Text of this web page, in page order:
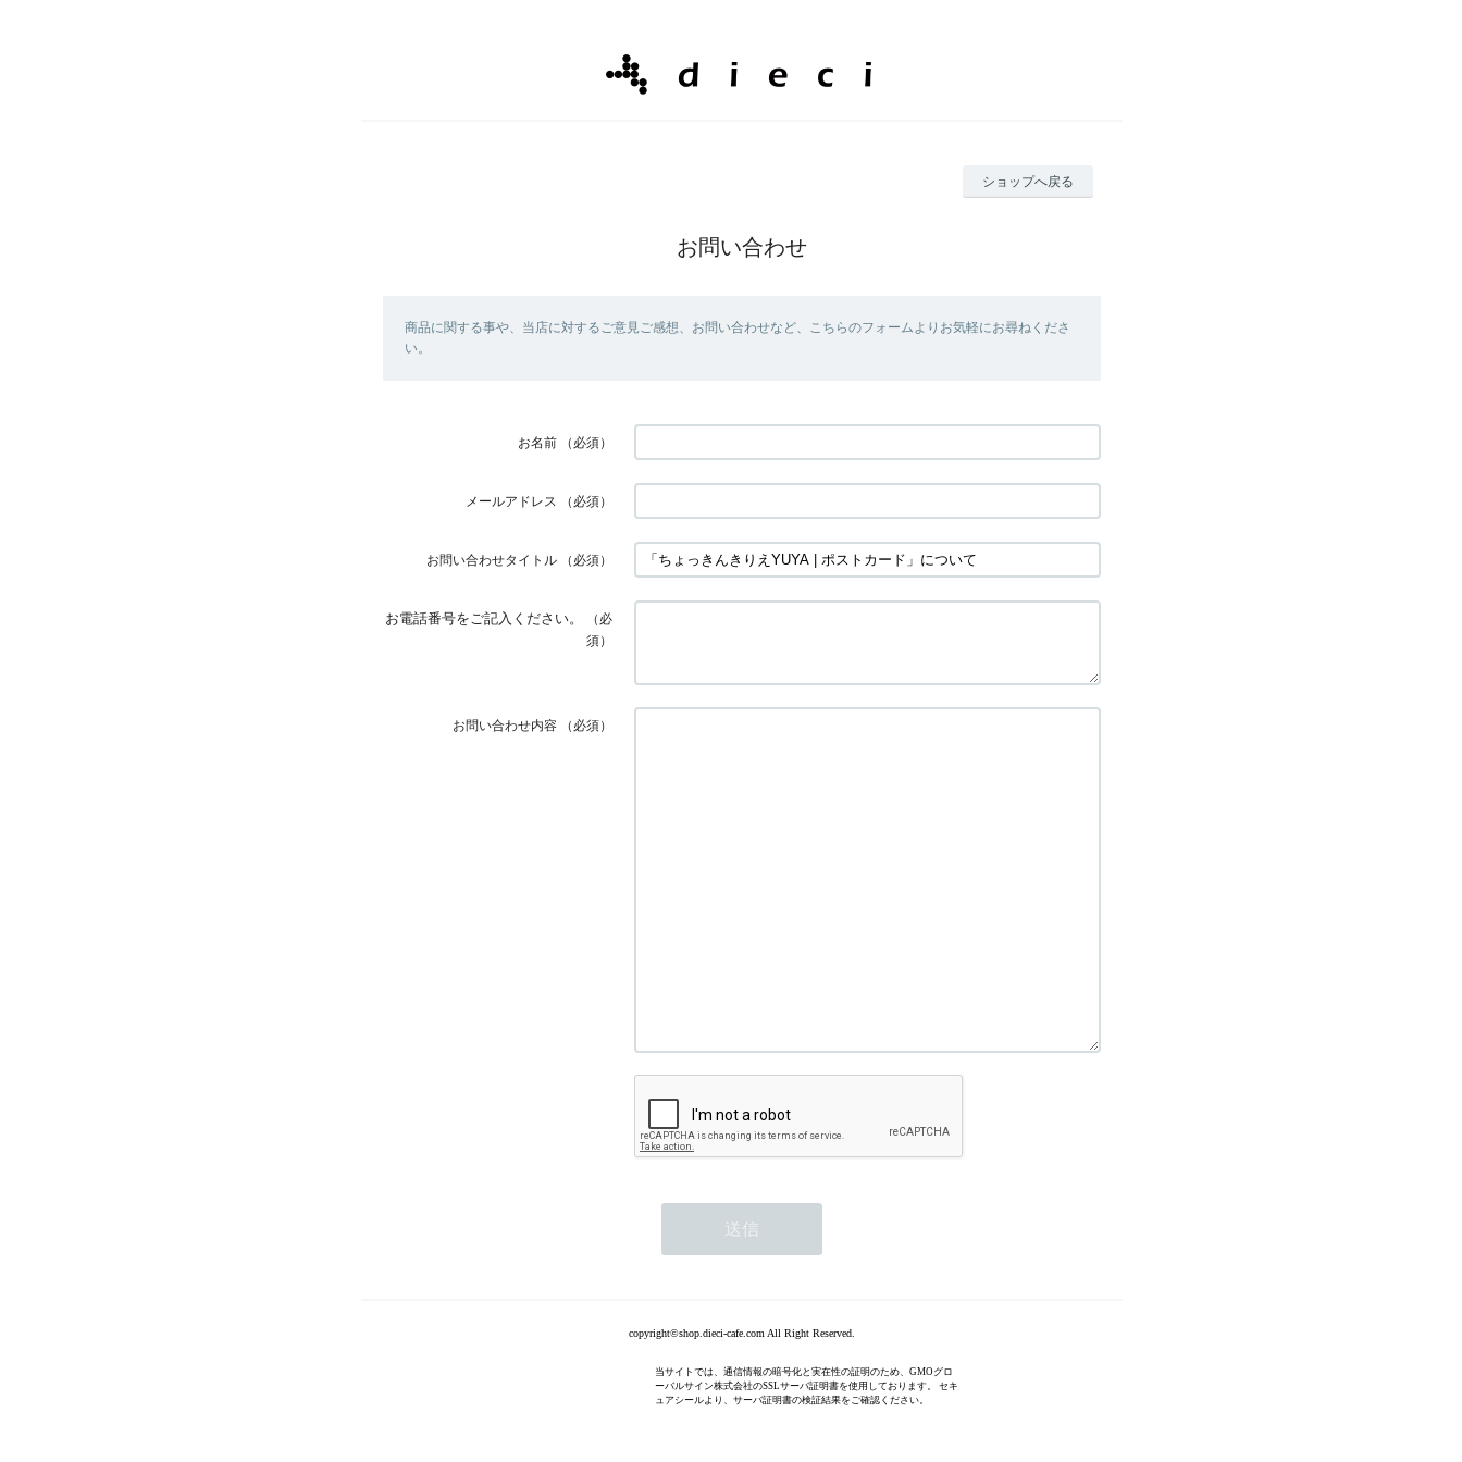
ショップへ戻る
お問い合わせ
商品に関する事や、当店に対するご意見ご感想、お問い合わせなど、こちらのフォームよりお気軽にお尋ねくださ
い。
お名前 （必須）
メールアドレス （必須）
お問い合わせタイトル （必須）
お電話番号をご記入ください。
（必
須）
お問い合わせ内容 （必須）
copyright©shop.dieci-cafe.com All Right Reserved.
当サイトでは、通信情報の暗号化と実在性の証明のため、GMOグロ
ーバルサイン株式会社のSSLサーバ証明書を使用しております。 セキ
ュアシールより、サーバ証明書の検証結果をご確認ください。